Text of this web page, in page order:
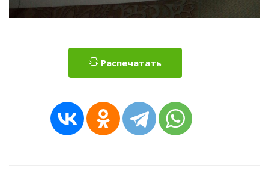
Распечатать